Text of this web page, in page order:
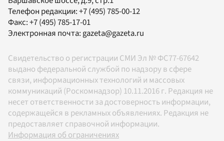
Телефон редакции:+7 (495) 785-00-12
Факс:+7 (495) 785-17-01
Электронная почта: gazeta@gazeta.ru
Свидетельство о регистрации СМИ Эл № ФС77-67642
выдано федеральной службой по надзору в сфере
связи, информационных технологий и массовых
коммуникаций (Роскомнадзор) 10.11.2016 г. Редакция не
несет ответственности за достоверность информации,
содержащейся в рекламных объявлениях. Редакция не
предоставляет справочной информации.
Информация об ограничениях